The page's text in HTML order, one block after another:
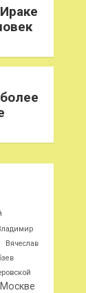
Вячеслав
Москве